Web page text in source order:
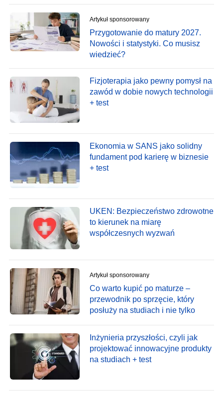
Artykuł sponsorowany
Przygotowanie do matury 2027.
Nowości i statystyki. Co musisz
wiedzieć?
Fizjoterapia jako pewny pomysł na
zawód w dobie nowych technologii
+ test
Ekonomia w SANS jako solidny
fundament pod karierę w biznesie
+ test
UKEN: Bezpieczeństwo zdrowotne
to kierunek na miarę
współczesnych wyzwań
Artykuł sponsorowany
Co warto kupić po maturze –
przewodnik po sprzęcie, który
posłuży na studiach i nie tylko
Inżynieria przyszłości, czyli jak
projektować innowacyjne produkty
na studiach + test